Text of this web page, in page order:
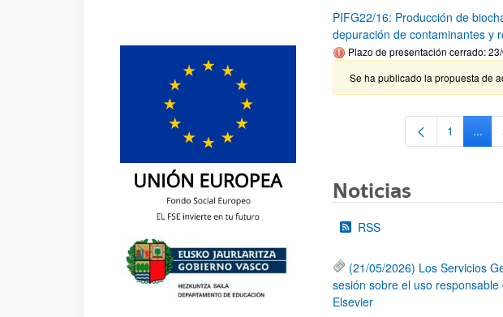
PIFG22/16: Producción de
depuración de contaminantes y
Plazo de presentación cerrado:
Se ha publicado la propuesta de
Página
1 ...
Noticias
RSS
(21/05/2026) Los Servicios
sesión sobre el uso
Elsevier